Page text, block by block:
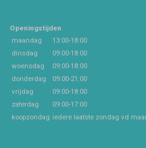
Openingstijden
maandag
13:00-18:00
dinsdag
09:00-18:00
woensdag
09:00-18:00
donderdag
09:00-21:00
vrijdag
09:00-18:00
zaterdag
09:00-17:00
koopzondag iedere laatste zondag vd